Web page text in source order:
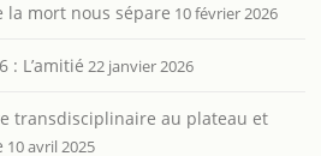
la mort nous sépare 10 février 2026
: L’amitié 22 janvier 2026
transdisciplinaire au plateau et
10 avril 2025